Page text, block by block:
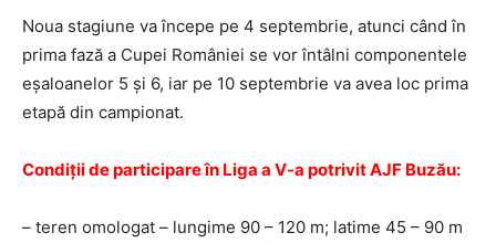
Noua stagiune va începe pe 4 septembrie, atunci când în
prima fază a Cupei României se vor întâlni componentele
eşaloanelor 5 şi 6, iar pe 10 septembrie va avea loc prima
etapă din campionat.
Condiţii de participare în Liga a V-a potrivit AJF Buzău:
– teren omologat – lungime 90 – 120 m; latime 45 – 90 m